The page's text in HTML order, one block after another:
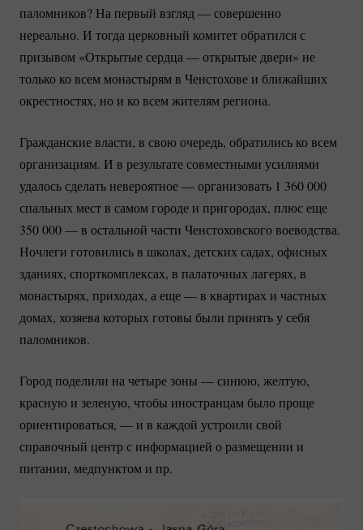
паломников? На первый взгляд — совершенно
нереально. И тогда церковный комитет обратился с
призывом «Открытые сердца — открытые двери» не
только ко всем монастырям в Ченстохове и ближайших
окрестностях, но и ко всем жителям региона.
Гражданские власти, в свою очередь, обратились ко всем
организациям. И в результате совместными усилиями
удалось сделать невероятное — организовать 1 360 000
спальных мест в самом городе и пригородах, плюс еще
350 000 — в остальной части Ченстоховского воеводства.
Ночлеги готовились в школах, детских садах, офисных
зданиях, спорткомплексах, в палаточных лагерях, в
монастырях, приходах, а еще — в квартирах и частных
домах, хозяева которых готовы были принять у себя
паломников.
Город поделили на четыре зоны — синюю, желтую,
красную и зеленую, чтобы иностранцам было проще
ориентироваться, — и в каждой устроили свой
справочный центр с информацией о размещении и
питании, медпунктом и пр.